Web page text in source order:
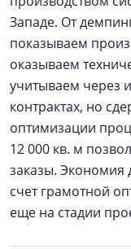
Западе. От
показываем
оказываем
учитываем через
контрактах, но
оптимизации
12 000 кв. м
заказы. Экономия
счет грамотной
еще на стадии